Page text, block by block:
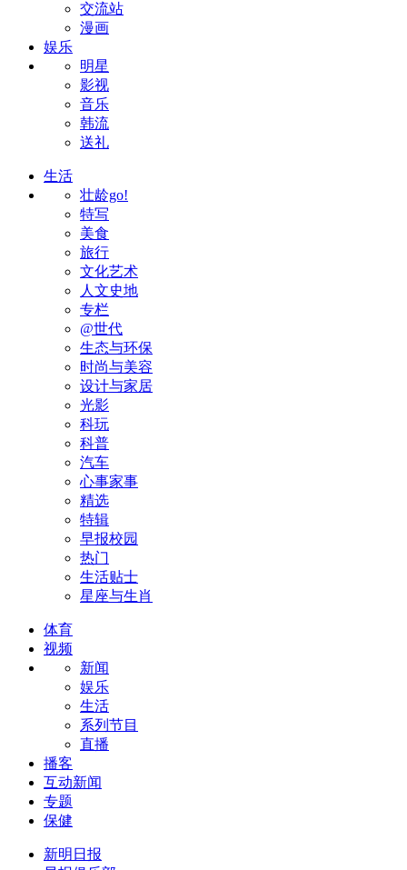
交流站
漫画
娱乐
明星
影视
音乐
韩流
送礼
生活
壮龄go!
特写
美食
旅行
文化艺术
人文史地
专栏
@世代
生态与环保
时尚与美容
设计与家居
光影
科玩
科普
汽车
心事家事
精选
特辑
早报校园
热门
生活贴士
星座与生肖
体育
视频
新闻
娱乐
生活
系列节目
直播
播客
互动新闻
专题
保健
新明日报